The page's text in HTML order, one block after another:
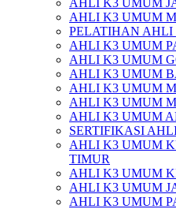
AHLI K3 UMUM
AHLI K3 UMUM
PELATIHAN
AHLI K3 UMUM
AHLI K3 UMUM
AHLI K3 UMUM
AHLI K3 UMUM
AHLI K3 UMUM
AHLI K3 UMUM
SERTIFIKASI
AHLI K3 UMUM
TIMUR
AHLI K3 UMUM
AHLI K3 UMUM
AHLI K3 UMUM